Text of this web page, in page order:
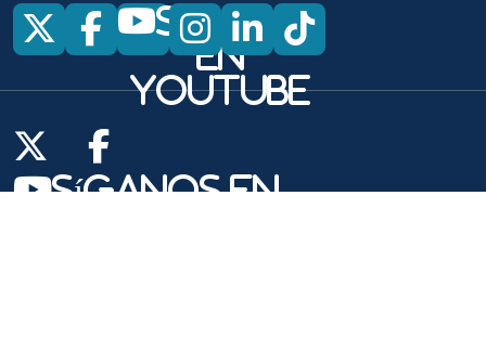
Síganos en X
Síganos en Facebook
Síganos
en
YouTube
Síganos en
Síganos en
Síganos
Síganos en X
Síganos en Facebook
Síganos en